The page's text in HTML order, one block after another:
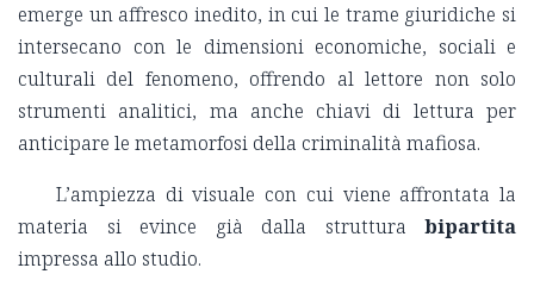
emerge un affresco inedito, in cui le trame giuridiche si
intersecano con le dimensioni economiche, sociali e
culturali del fenomeno, offrendo al lettore non solo
strumenti analitici, ma anche chiavi di lettura per
anticipare le metamorfosi della criminalità mafiosa.
L’ampiezza di visuale con cui viene affrontata la
materia si evince già dalla struttura bipartita
impressa allo studio.